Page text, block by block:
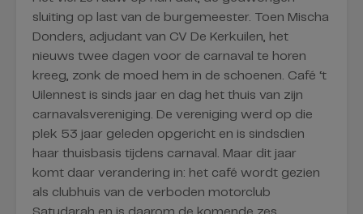
sluiting op last van de burgemeester. Toen Mischa
Donders, adjudant van CV De Kerkuilen, het
nieuws twee dagen voor de carnaval te horen
kreeg, zonk de moed hem in de schoenen. Café ‘t
Uilennest is sinds jaar en dag het thuis van zijn
carnavalsvereniging. De vereniging werd op die
plek 53 jaar geleden opgericht en is sindsdien
haar thuisbasis tijdens carnaval. Maar dit jaar
komt daar verandering in: het café wordt gezien
als clubhuis van de verboden motorclub